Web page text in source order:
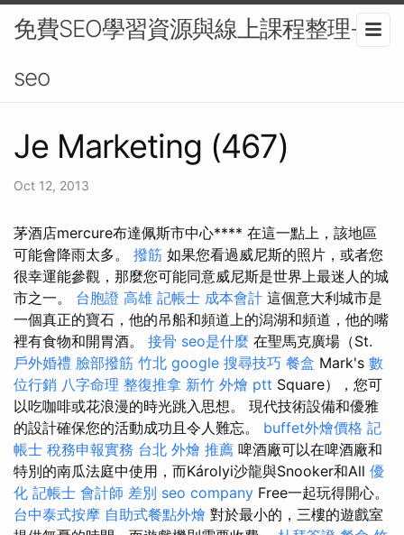
免費SEO學習資源與線上課程整理-
seo
Je Marketing (467)
Oct 12, 2013
茅酒店mercure布達佩斯市中心**** 在這一點上，該地區
可能會降雨太多。 撥筋 如果您看過威尼斯的照片，或者您
很幸運能參觀，那麼您可能同意威尼斯是世界上最迷人的城
市之一。 台胞證 高雄 記帳士 成本會計 這個意大利城市是
一個真正的寶石，他的吊船和頻道上的潟湖和頻道，他的嘴
裡有食物和開胃酒。 接骨 seo是什麼 在聖馬克廣場（St.
戶外婚禮 臉部撥筋 竹北 google 搜尋技巧 餐盒 Mark's 數
位行銷 八字命理 整復推拿 新竹 外燴 ptt Square），您可
以吃咖啡或花浪漫的時光跳入思想。 現代技術設備和優雅
的設計確保您的活動成功且令人難忘。 buffet外燴價格 記
帳士 稅務申報實務 台北 外燴 推薦 啤酒廠可以在啤酒廠和
特別的南瓜法庭中使用，而Károlyi沙龍與Snooker和All 優
化 記帳士 會計師 差別 seo company Free一起玩得開心。
台中泰式按摩 自助式餐點外燴 對於最小的，三樓的遊戲室